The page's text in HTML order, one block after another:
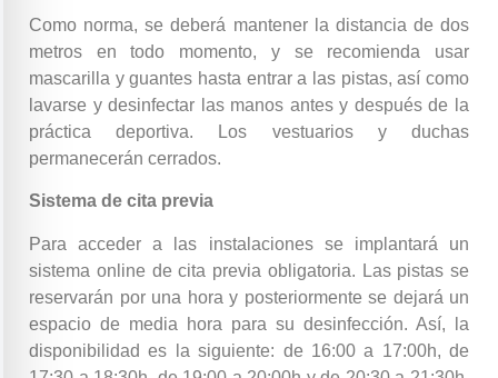
Como norma, se deberá mantener la distancia de dos
metros en todo momento, y se recomienda usar
mascarilla y guantes hasta entrar a las pistas, así como
lavarse y desinfectar las manos antes y después de la
práctica deportiva. Los vestuarios y duchas
permanecerán cerrados.
Sistema de cita previa
Para acceder a las instalaciones se implantará un
sistema online de cita previa obligatoria. Las pistas se
reservarán por una hora y posteriormente se dejará un
espacio de media hora para su desinfección. Así, la
disponibilidad es la siguiente: de 16:00 a 17:00h, de